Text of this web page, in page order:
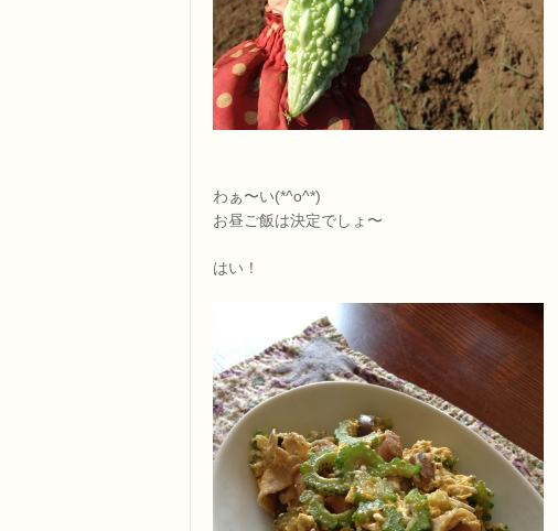
わぁ〜い(*^o^*)
お昼ご飯は決定でしょ〜
はい！